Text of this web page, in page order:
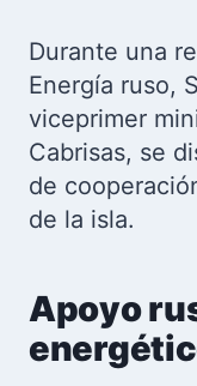
Durante una
Energía ruso,
viceprimer
Cabrisas, se
de
de la isla.
Apoyo